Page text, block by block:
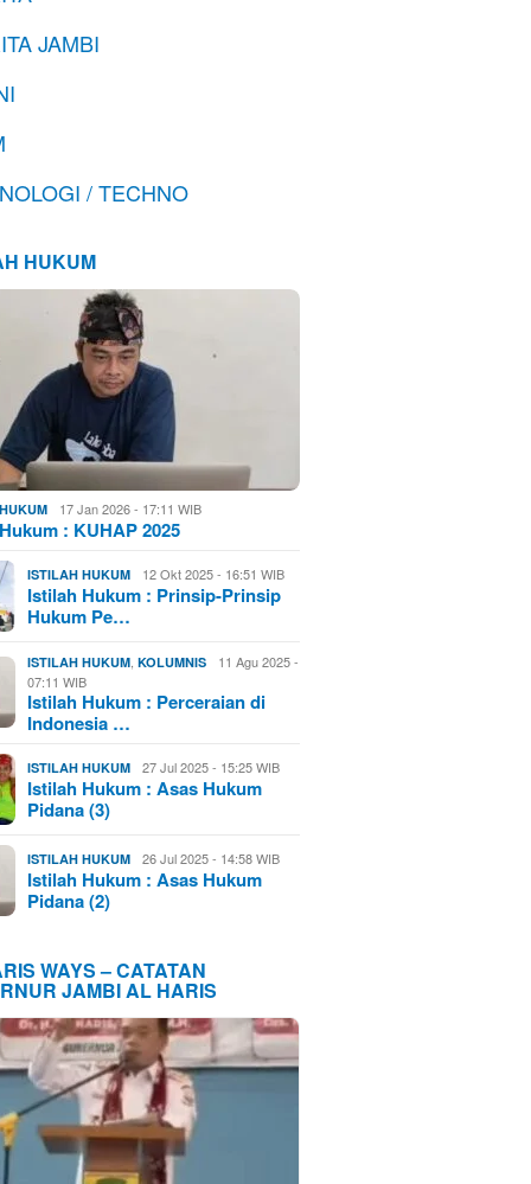
JAMBI
/ TECHNO
HUKUM
17 Jan 2026 - 17:11 WIB
: KUHAP 2025
ISTILAH HUKUM 12 Okt 2025 - 16:51 WIB
Istilah Hukum : Prinsip-Prinsip
Hukum Pe…
ISTILAH HUKUM ,KOLUMNIS
11 Agu 2025 -
07:11 WIB
Istilah Hukum : Perceraian di
Indonesia …
ISTILAH HUKUM 27 Jul 2025 - 15:25 WIB
Istilah Hukum : Asas Hukum
Pidana (3)
ISTILAH HUKUM 26 Jul 2025 - 14:58 WIB
Istilah Hukum : Asas Hukum
Pidana (2)
WAYS – CATATAN
JAMBI AL HARIS